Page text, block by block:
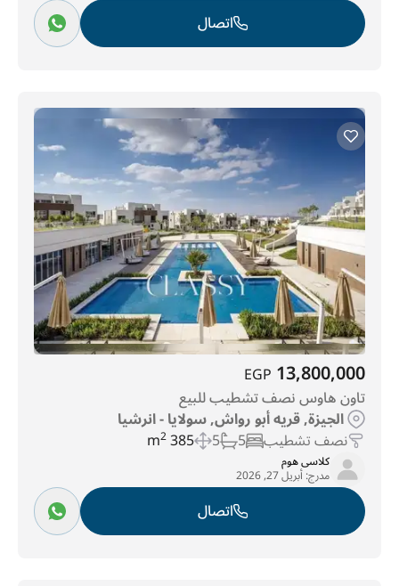
اتصال
13,800,000
EGP
تاون هاوس نصف تشطيب للبيع
الجيزة, قريه أبو رواش, سولايا - انرشيا
نصف تشطيب 5
5
385 m
2
كلاسى هوم
مدرج:أبريل 27, 2026
اتصال